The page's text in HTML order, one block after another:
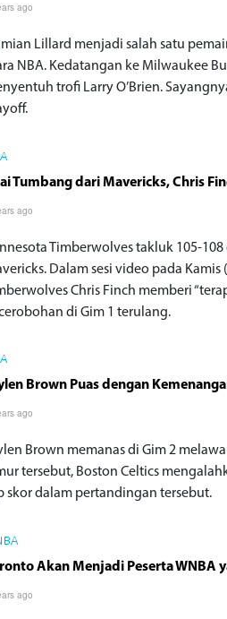
ago
Lillard menjadi salah satu
NBA. Kedatangan ke Milwaukee
trofi Larry O’Brien.
Tumbang dari Mavericks, Chris
ago
Timberwolves takluk 105-
Dalam sesi video pada
Chris Finch memberi
di Gim 1 terulang.
Brown Puas dengan
ago
Brown memanas di Gim 2
tersebut, Boston Celtics
skor dalam pertandingan tersebut.
Akan Menjadi Peserta WNBA
ago